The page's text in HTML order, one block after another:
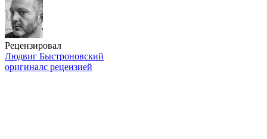
Рецензировал
Людвиг Быстроновский
оригиналс рецензией